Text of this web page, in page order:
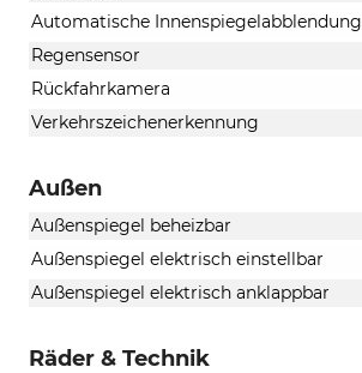
Automatische Innenspiegelabblendung
Regensensor
Rückfahrkamera
Verkehrszeichenerkennung
Außen
Außenspiegel beheizbar
Außenspiegel elektrisch einstellbar
Außenspiegel elektrisch anklappbar
Räder & Technik